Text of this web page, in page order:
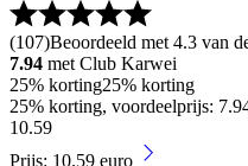
(107)Beoordeeld met 4.3 van
7.94 met Club Karwei
25% korting25% korting
25% korting, voordeelprijs:
10.59
Prijs: 10.59 euro